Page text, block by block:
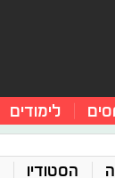
לימודים
הסטודיו